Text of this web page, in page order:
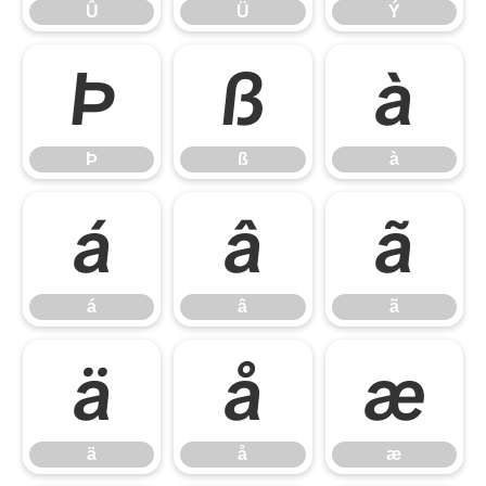
Û Ü Ý
Þ
Þ
ß
ß
à
à
á
á
â
â
ã
ã
ä
ä
å
å
æ
æ